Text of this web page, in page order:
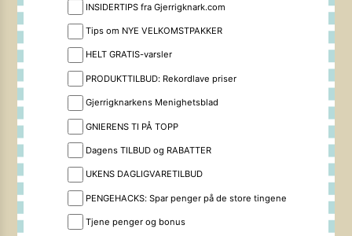
INSIDERTIPS fra Gjerrigknark.com
Tips om NYE VELKOMSTPAKKER
HELT GRATIS-varsler
PRODUKTTILBUD: Rekordlave priser
Gjerrigknarkens Menighetsblad
GNIERENS TI PÅ TOPP
Dagens TILBUD og RABATTER
UKENS DAGLIGVARETILBUD
PENGEHACKS: Spar penger på de store tingene
Tjene penger og bonus